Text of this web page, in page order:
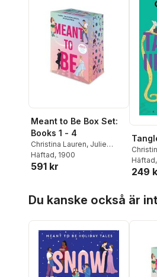
Meant to Be Box Set:
Books 1 - 4
Christina Lauren, Julie
Murphy
Häftad, 1900
591 kr
Häftad
249
Du kanske också är